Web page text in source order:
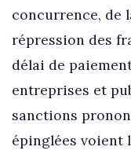
concurrence, de
répression des
délai de
entreprises et
sanctions
épinglées voient